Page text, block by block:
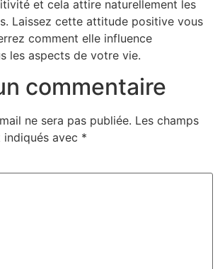
et cela attire naturellement les
Laissez cette attitude positive vous
comment elle influence
les aspects de votre vie.
commentaire
ne sera pas publiée. Les champs
avec *